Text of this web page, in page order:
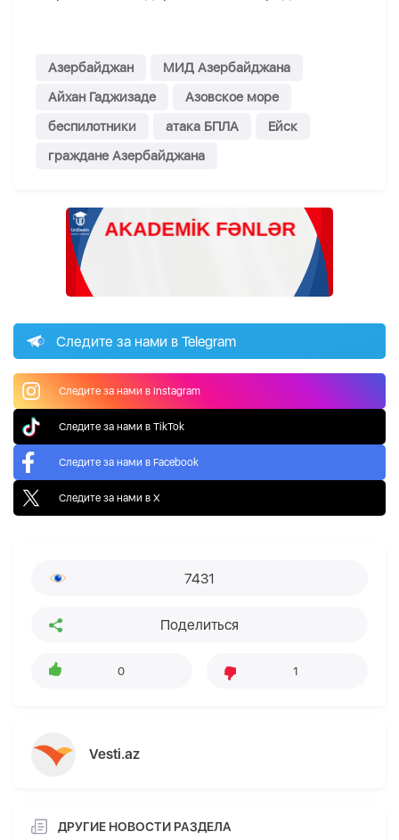
Азербайджан
МИД Азербайджана
Айхан Гаджизаде
Азовское море
беспилотники
атака БПЛА
Ейск
граждане Азербайджана
Следите за нами в Telegram
Следите за нами в Instagram
Следите за нами в TikTok
Следите за нами в Facebook
Следите за нами в X
7431
Поделиться
0 1
Vesti.az
ДРУГИЕ НОВОСТИ РАЗДЕЛА